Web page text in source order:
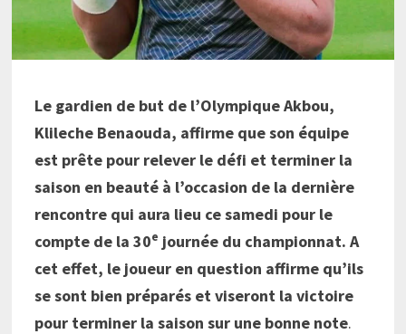
Le gardien de but de l’Olympique Akbou,
Klileche Benaouda, affirme que son équipe
est prête pour relever le défi et terminer la
saison en beauté à l’occasion de la dernière
rencontre qui aura lieu ce samedi pour le
compte de la 30e journée du championnat. A
cet effet, le joueur en question affirme qu’ils
se sont bien préparés et viseront la victoire
pour terminer la saison sur une bonne note.